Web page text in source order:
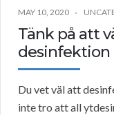
MAY 10, 2020
Tänk på att
desinfektion
Du vet väl att
inte tro att all